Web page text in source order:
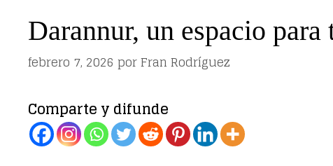
Darannur, un espacio
febrero 7, 2026 porFran Rodríguez
Comparte y difunde